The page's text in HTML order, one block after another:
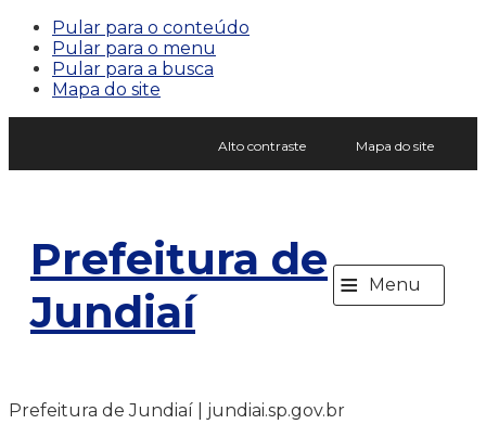
Pular para o conteúdo
Pular para o menu
Pular para a busca
Mapa do site
Alto contraste Mapa do site
Prefeitura de
Jundiaí
≡ Menu
Prefeitura de Jundiaí | jundiai.sp.gov.br